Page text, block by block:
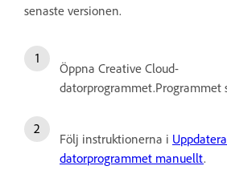
senaste versionen.
Öppna Creative Cloud-
datorprogrammet.Programmet
Följ instruktionerna i
datorprogrammet manuellt.